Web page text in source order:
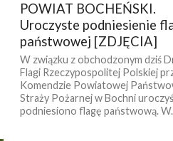
POWIAT BOCHEŃSKI.
Uroczyste podniesienie
państwowej [ZDJĘCIA]
W związku z obchodzonym dziś
Flagi Rzeczypospolitej Polskiej
Komendzie Powiatowej
Straży Pożarnej w Bochni
podniesiono flagę państwową.